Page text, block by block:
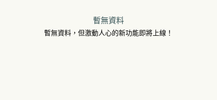
暫無資料
暫無資料，但激動人心的新功能即將上線！